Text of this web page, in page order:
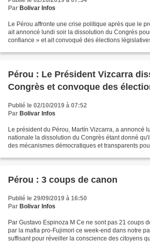
Par Bolivar Infos
Le Pérou affronte une crise politique après que le
ait annoncé lundi soir la dissolution du Congrès
confiance » et ait convoqué des élections
Pérou : Le Président Vizcarra
Congrès et convoque des
Publié le 02/10/2019 à 07:52
Par Bolivar Infos
Le président du Pérou, Martín Vizcarra, a annoncé
nationale la dissolution du Congrès étant donné
des mécanismes démocratiques et transparents
Pérou : 3 coups de canon
Publié le 29/09/2019 à 16:50
Par Bolivar Infos
Par Gustavo Espinoza M Ce ne sont pas 21 coups
par la mafia pro-Fujimori ce week-end dans notre
suffisant pour réveiller la conscience des citoyens